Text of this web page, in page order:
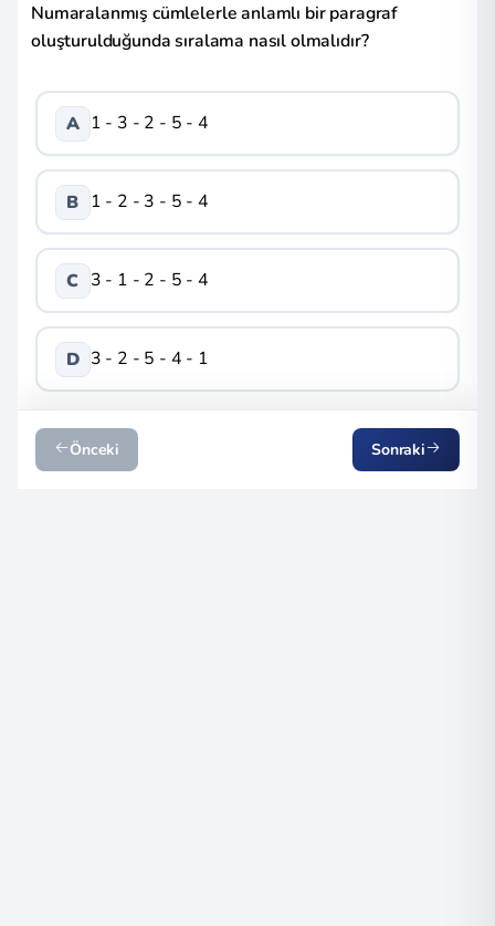
Numaralanmış cümlelerle anlamlı bir paragraf
oluşturulduğunda sıralama nasıl olmalıdır?
A 1 - 3 - 2 - 5 - 4
B 1 - 2 - 3 - 5 - 4
C 3 - 1 - 2 - 5 - 4
D 3 - 2 - 5 - 4 - 1
Önceki Sonraki